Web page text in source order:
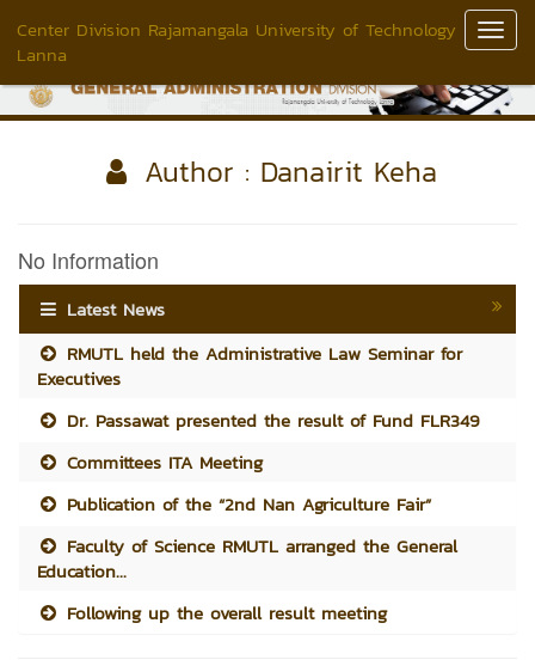
Center Division Rajamangala University of Technology
Lanna
Author : Danairit Keha
No Information
Latest News
RMUTL held the Administrative Law Seminar for
Executives
Dr. Passawat presented the result of Fund FLR349
Committees ITA Meeting
Publication of the “2nd Nan Agriculture Fair”
Faculty of Science RMUTL arranged the General
Education...
Following up the overall result meeting